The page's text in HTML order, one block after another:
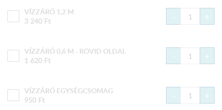
VÍZZÁRÓ 1,2 M
3 240 Ft - +
VÍZZÁRÓ 0,6 M - RÖVID OLDAL
1 620 Ft - +
VÍZZÁRÓ EGYSÉGCSOMAG
950 Ft - +